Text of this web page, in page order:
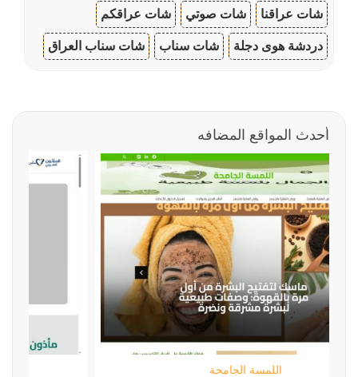
شات عراقنا شات صوتي شات عراقكم
دردشة هوى دجلة شات سناب شات سناب العراق
أحدث المواقع المضافه
اللمسة الجامحة